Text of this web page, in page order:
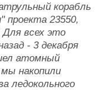
корабль
проекта 23550,
всех это
- 3 декабря
атомный
накопили
ледокольного